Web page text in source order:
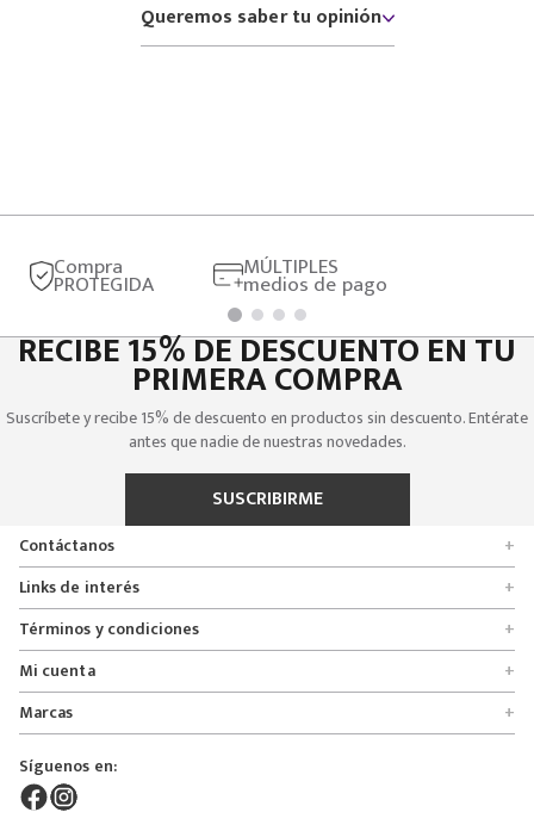
Queremos saber tu opinión
Compra
PROTEGIDA
MÚLTIPLES
medios de pago
RECIBE 15% DE DESCUENTO EN TU
PRIMERA COMPRA
Suscríbete y recibe 15% de descuento en productos sin descuento. Entérate
antes que nadie de nuestras novedades.
SUSCRIBIRME
Contáctanos
+
Encuentra tu tienda
Formulario de solicitudes
Servicio al cliente
Línea nacional 01 8000 112674
Bogotá 6767876
Calle 164# 21 - 53, Bogotá, Colombia
servicioalcliente@mybosi.com
NIT: 860.520.243-4
Links de interés +
Quienes somos
Políticas de entrega, cambio y devolución
Políticas de privacidad
Preguntas frecuentes
Glosario
Derecho de retracto
Superintendencia de instrudria y comercio
Términos y condiciones +
Promociones
Crédito Addi
Bono regalo
Mi cuenta +
Rastrear mi pedido
Lista de deseos
Pedidos
Marcas +
Bosi
Bambino
ADT Motowear
Síguenos en: